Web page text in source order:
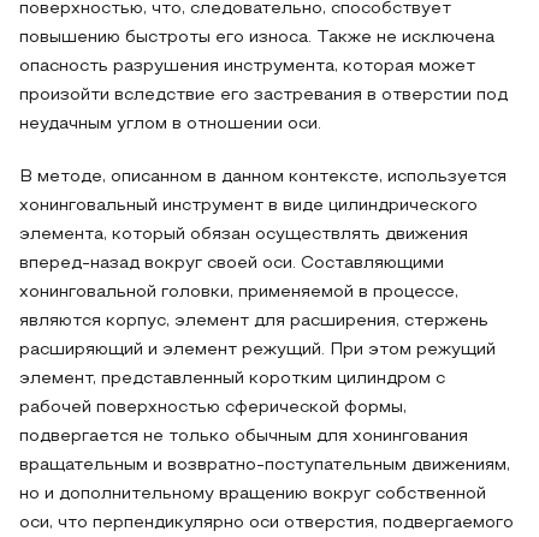
поверхностью, что, следовательно, способствует
повышению быстроты его износа. Также не исключена
опасность разрушения инструмента, которая может
произойти вследствие его застревания в отверстии под
неудачным углом в отношении оси.
В методе, описанном в данном контексте, используется
хонинговальный инструмент в виде цилиндрического
элемента, который обязан осуществлять движения
вперед-назад вокруг своей оси. Составляющими
хонинговальной головки, применяемой в процессе,
являются корпус, элемент для расширения, стержень
расширяющий и элемент режущий. При этом режущий
элемент, представленный коротким цилиндром с
рабочей поверхностью сферической формы,
подвергается не только обычным для хонингования
вращательным и возвратно-поступательным движениям,
но и дополнительному вращению вокруг собственной
оси, что перпендикулярно оси отверстия, подвергаемого